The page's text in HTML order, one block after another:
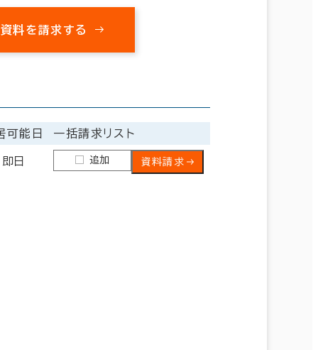
料を請求する
可能日 一括請求リスト
即日 追加 資料請求